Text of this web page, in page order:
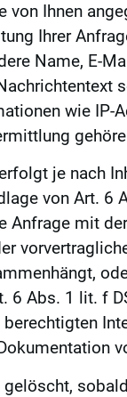
von Ihnen
Ihrer
Name, E-
wie IP-
je nach
von Art. 6
Anfrage mit
6 Abs. 1 lit. f
gelöscht,